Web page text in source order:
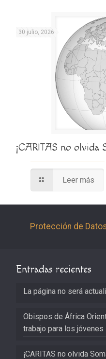
30 julio, 2026
¡CARITAS no olvida
Leer más
Protección de
Entradas recientes
La página no será
Obispos de África
trabajo para los jóvenes
¡CARITAS no olvida